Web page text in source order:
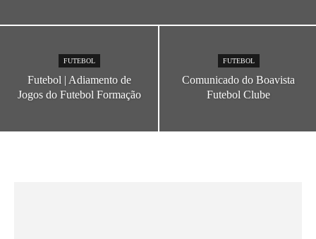
FUTEBOL
Futebol | Adiamento de
Jogos do Futebol Formação
FUTEBOL
Comunicado do Boavista
Futebol Clube